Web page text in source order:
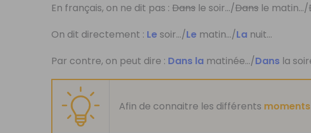
En français, on ne dit pas :Dans le soir…/Dans le matin…/
On dit directement : Le soir…/Le matin…/La nuit…
Par contre, on peut dire : Dans la matinée…/Dans la
Afin de connaitre les différents